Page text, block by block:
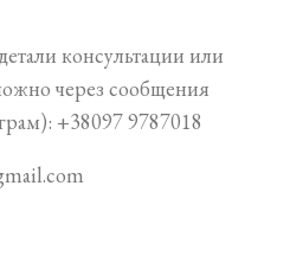
консультации или
через сообщения
+38097 9787018